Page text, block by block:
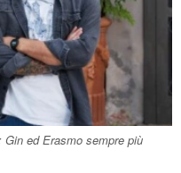
ed Erasmo sempre più